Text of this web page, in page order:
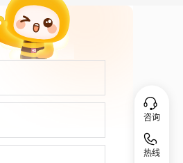
咨询
热线